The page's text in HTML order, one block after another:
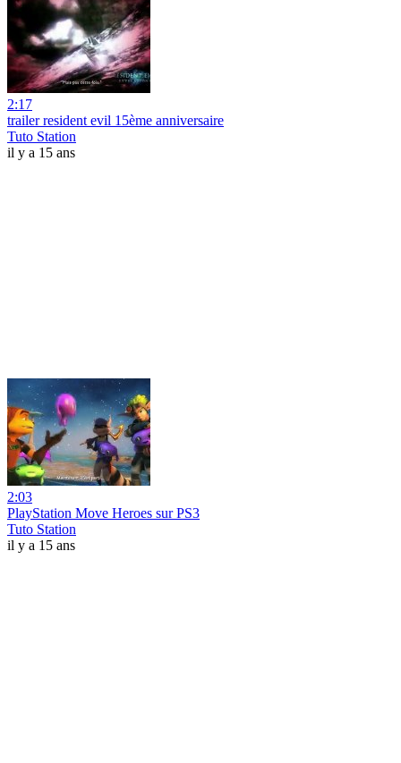
2:17
trailer resident evil 15ème anniversaire
Tuto Station
il y a 15 ans
2:03
PlayStation Move Heroes sur PS3
Tuto Station
il y a 15 ans